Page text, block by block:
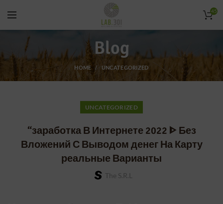
45
Blog
HOME UNCATEGORIZED
UNCATEGORIZED
“заработка В Интернете 2022 ᐈ Без
Вложений С Выводом денег На Карту
реальные Варианты
The S.r.l